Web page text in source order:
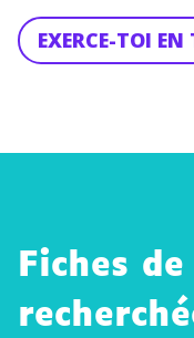
EXERCE-TOI
Fiches